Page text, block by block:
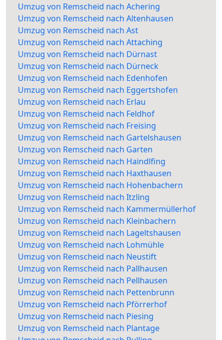
Umzug von Remscheid nach Achering
Umzug von Remscheid nach Altenhausen
Umzug von Remscheid nach Ast
Umzug von Remscheid nach Attaching
Umzug von Remscheid nach Dürnast
Umzug von Remscheid nach Dürneck
Umzug von Remscheid nach Edenhofen
Umzug von Remscheid nach Eggertshofen
Umzug von Remscheid nach Erlau
Umzug von Remscheid nach Feldhof
Umzug von Remscheid nach Freising
Umzug von Remscheid nach Gartelshausen
Umzug von Remscheid nach Garten
Umzug von Remscheid nach Haindlfing
Umzug von Remscheid nach Haxthausen
Umzug von Remscheid nach Hohenbachern
Umzug von Remscheid nach Itzling
Umzug von Remscheid nach Kammermüllerhof
Umzug von Remscheid nach Kleinbachern
Umzug von Remscheid nach Lageltshausen
Umzug von Remscheid nach Lohmühle
Umzug von Remscheid nach Neustift
Umzug von Remscheid nach Pallhausen
Umzug von Remscheid nach Pellhausen
Umzug von Remscheid nach Pettenbrunn
Umzug von Remscheid nach Pförrerhof
Umzug von Remscheid nach Piesing
Umzug von Remscheid nach Plantage